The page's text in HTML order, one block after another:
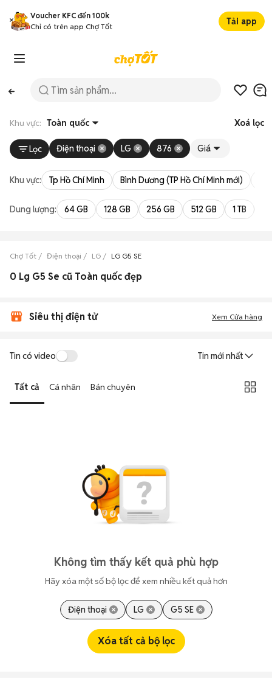
Voucher KFC đến 100k
Chỉ có trên app Chợ Tốt
Tải app
Khu vực: Toàn quốc Xoá lọc
Lọc Điện thoại LG 876 Giá
Khu vực: Tp Hồ Chí Minh Bình Dương (TP Hồ Chí Minh mới)
Dung lượng: 64 GB 128 GB 256 GB 512 GB 1 TB
Chợ Tốt Điện thoại LG LG G5 SE
0 Lg G5 Se cũ Toàn quốc đẹp
Siêu thị điện tử Xem Cửa hàng
Tin có video Tin mới nhất
Tất cả Cá nhân Bán chuyên
Không tìm thấy kết quả phù hợp
Hãy xóa một số bộ lọc để xem nhiều kết quả hơn
Điện thoại LG G5 SE
Xóa tất cả bộ lọc